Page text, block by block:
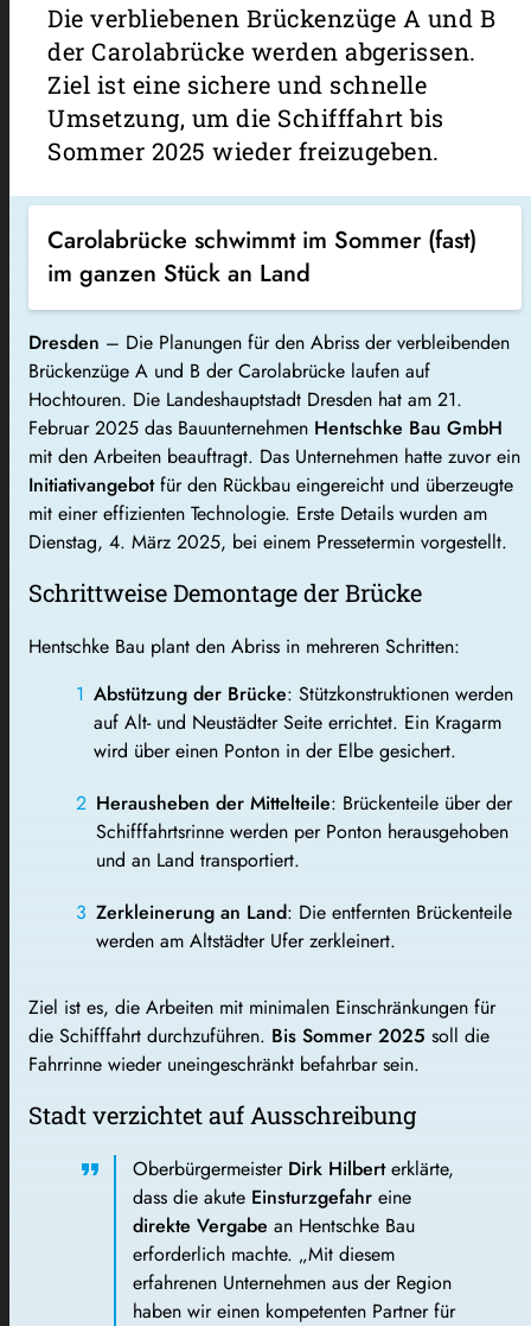
Die verbliebenen Brückenzüge A und B
der Carolabrücke werden abgerissen.
Ziel ist eine sichere und schnelle
Umsetzung, um die Schifffahrt bis
Sommer 2025 wieder freizugeben.
Carolabrücke schwimmt im Sommer (fast)
im ganzen Stück an Land
Dresden – Die Planungen für den Abriss der verbleibenden
Brückenzüge A und B der Carolabrücke laufen auf
Hochtouren. Die Landeshauptstadt Dresden hat am 21.
Februar 2025 das Bauunternehmen Hentschke Bau GmbH
mit den Arbeiten beauftragt. Das Unternehmen hatte zuvor ein
Initiativangebotfür den Rückbau eingereicht und überzeugte
mit einer effizienten Technologie. Erste Details wurden am
Dienstag, 4. März 2025, bei einem Pressetermin vorgestellt.
Schrittweise Demontage der Brücke
Hentschke Bau plant den Abriss in mehreren Schritten:
Abstützung der Brücke: Stützkonstruktionen werden
auf Alt- und Neustädter Seite errichtet. Ein Kragarm
wird über einen Ponton in der Elbe gesichert.
Herausheben der Mittelteile: Brückenteile über der
Schifffahrtsrinne werden per Ponton herausgehoben
und an Land transportiert.
Zerkleinerung an Land: Die entfernten Brückenteile
werden am Altstädter Ufer zerkleinert.
Ziel ist es, die Arbeiten mit minimalen Einschränkungen für
die Schifffahrt durchzuführen. Bis Sommer 2025 soll die
Fahrrinne wieder uneingeschränkt befahrbar sein.
Stadt verzichtet auf Ausschreibung
Oberbürgermeister Dirk Hilberterklärte,
dass die akute Einsturzgefahr eine
direkte Vergabe an Hentschke Bau
erforderlich machte. „Mit diesem
erfahrenen Unternehmen aus der Region
haben wir einen kompetenten Partner für